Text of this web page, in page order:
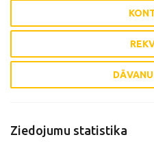
Ziedojumu statistika